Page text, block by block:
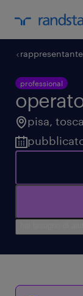
professional
pisa,